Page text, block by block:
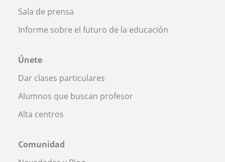
Sala de prensa
Informe sobre el futuro de la educación
Únete
Dar clases particulares
Alumnos que buscan profesor
Alta centros
Comunidad